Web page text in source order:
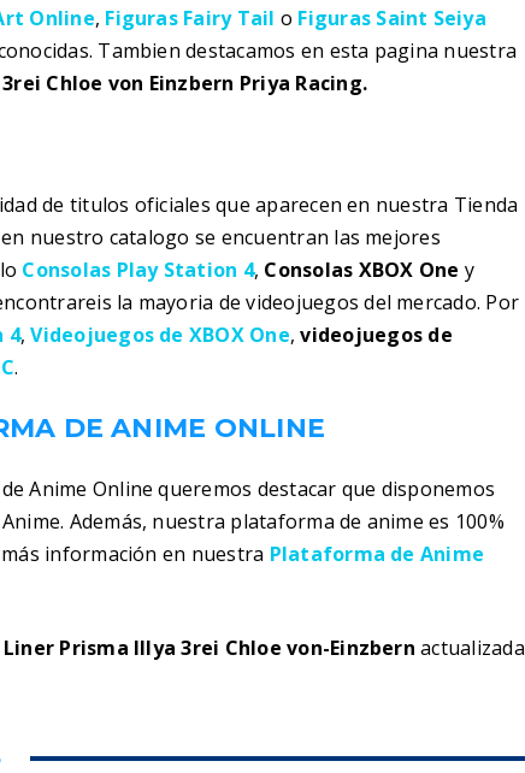
Online, Figuras Fairy Tail o Figuras Saint Seiya
Tambien destacamos en esta pagina nuestra
Chloe von Einzbern Priya Racing.
de titulos oficiales que aparecen en nuestra Tienda
nuestro catalogo se encuentran las mejores
Consolas Play Station 4, Consolas XBOX One y
la mayoria de videojuegos del mercado. Por
4,Videojuegos de XBOX One,videojuegos de
.
DE ANIME ONLINE
Anime Online queremos destacar que disponemos
Además, nuestra plataforma de anime es 100%
información en nuestra Plataforma de Anime
Prisma Illya 3rei Chloe von-Einzbernactualizada